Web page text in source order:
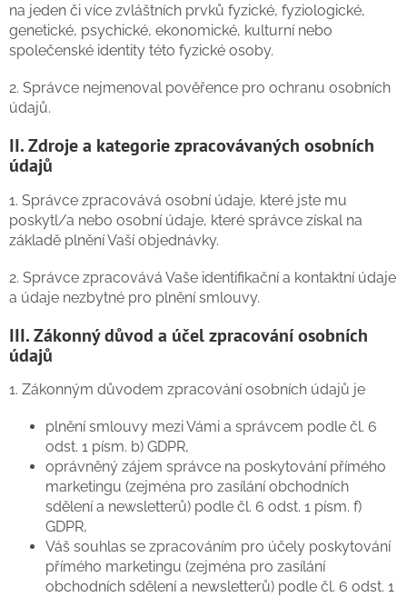
na jeden či více zvláštních prvků fyzické, fyziologické,
genetické, psychické, ekonomické, kulturní nebo
společenské identity této fyzické osoby.
2. Správce nejmenoval pověřence pro ochranu osobních
údajů.
II. Zdroje a kategorie zpracovávaných osobních
údajů
1. Správce zpracovává osobní údaje, které jste mu
poskytl/a nebo osobní údaje, které správce získal na
základě plnění Vaší objednávky.
2. Správce zpracovává Vaše identifikační a kontaktní údaje
a údaje nezbytné pro plnění smlouvy.
III. Zákonný důvod a účel zpracování osobních
údajů
1. Zákonným důvodem zpracování osobních údajů je
plnění smlouvy mezi Vámi a správcem podle čl. 6
odst. 1 písm. b) GDPR,
oprávněný zájem správce na poskytování přímého
marketingu (zejména pro zasílání obchodních
sdělení a newsletterů) podle čl. 6 odst. 1 písm. f)
GDPR,
Váš souhlas se zpracováním pro účely poskytování
přímého marketingu (zejména pro zasílání
obchodních sdělení a newsletterů) podle čl. 6 odst. 1